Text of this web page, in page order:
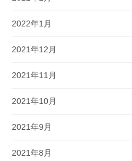
2022年1月
2021年12月
2021年11月
2021年10月
2021年9月
2021年8月